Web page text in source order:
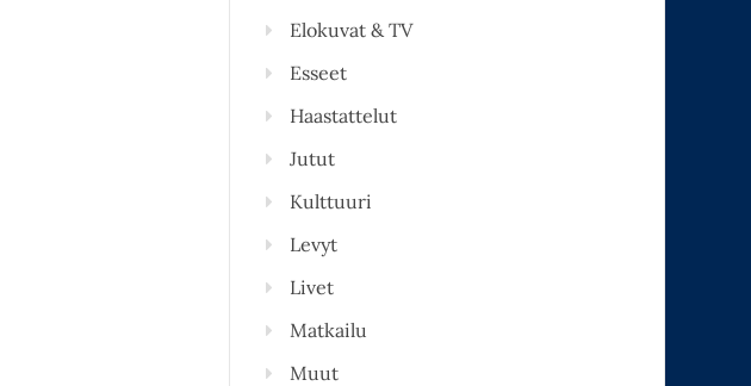
Elokuvat & TV
Esseet
Haastattelut
Jutut
Kulttuuri
Levyt
Livet
Matkailu
Muut